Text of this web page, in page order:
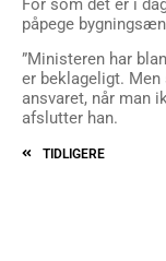
For som det er i
påpege
”Ministeren har
er beklageligt.
ansvaret, når man
afslutter han.
TIDLIGERE